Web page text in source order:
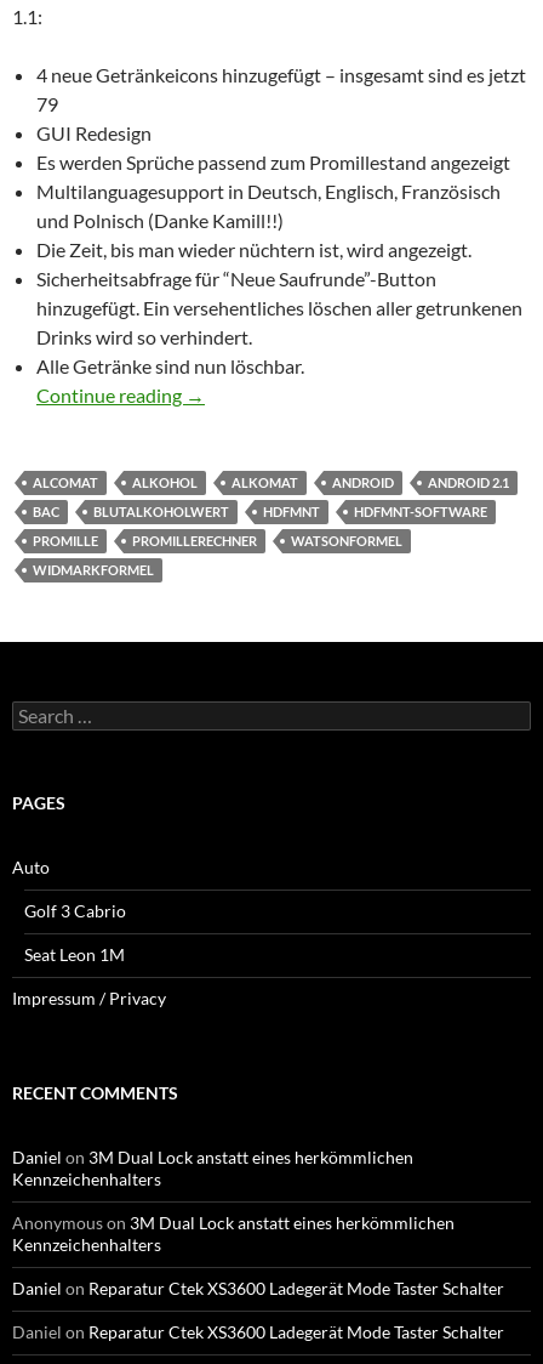
1.1:
4 neue Getränkeicons hinzugefügt – insgesamt sind es jetzt
79
GUI Redesign
Es werden Sprüche passend zum Promillestand angezeigt
Multilanguagesupport in Deutsch, Englisch, Französisch
und Polnisch (Danke Kamill!!)
Die Zeit, bis man wieder nüchtern ist, wird angezeigt.
Sicherheitsabfrage für “Neue Saufrunde”-Button
hinzugefügt. Ein versehentliches löschen aller getrunkenen
Drinks wird so verhindert.
Alle Getränke sind nun löschbar.
Continue reading Alcomat Promillerechner App für Android
→
ALCOMAT ALKOHOL ALKOMAT ANDROID
ANDROID 2.1
BAC
BLUTALKOHOLWERT HDFMNT
HDFMNT-SOFTWARE
PROMILLE
PROMILLERECHNER
WATSONFORMEL
WIDMARKFORMEL
Search
for:
PAGES
Auto
Golf 3 Cabrio
Seat Leon 1M
Impressum / Privacy
RECENT COMMENTS
Daniel on 3M Dual Lock anstatt eines herkömmlichen
Kennzeichenhalters
Anonymouson 3M Dual Lock anstatt eines herkömmlichen
Kennzeichenhalters
Daniel on Reparatur Ctek XS3600 Ladegerät Mode Taster Schalter
Daniel on Reparatur Ctek XS3600 Ladegerät Mode Taster Schalter